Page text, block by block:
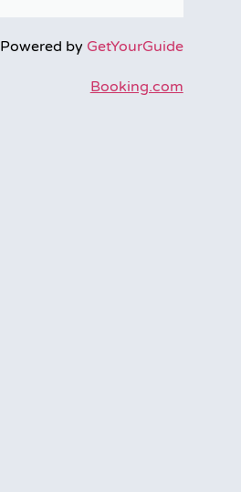
Powered by GetYourGuide
Booking.com